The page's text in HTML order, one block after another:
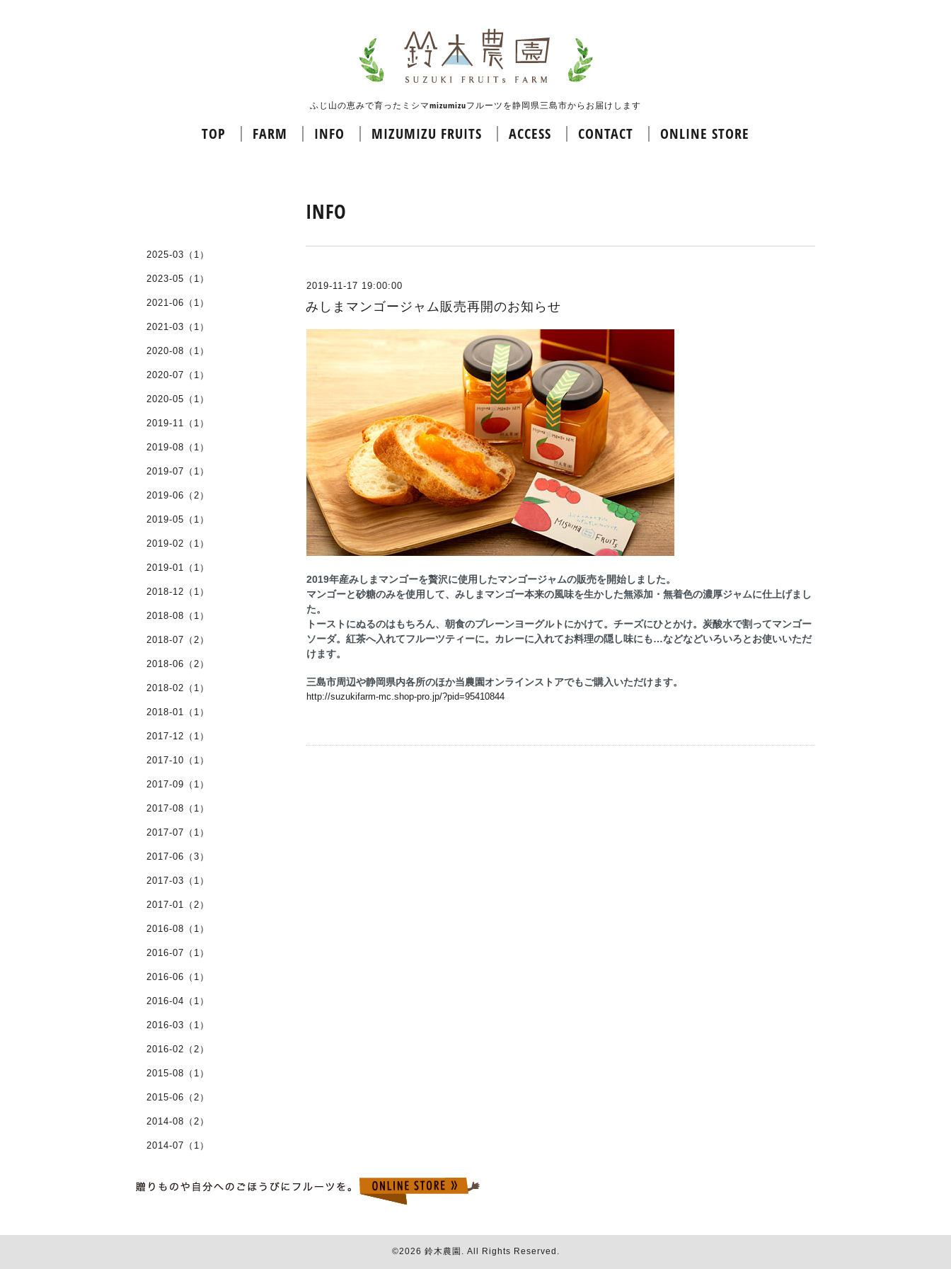
ふじ山の恵みで育ったミシマmizumizuフルーツを静岡県三島市からお届けします
TOP FARM INFO MIZUMIZU FRUITS ACCESS CONTACT ONLINE STORE
INFO
2019-11-17 19:00:00
みしまマンゴージャム販売再開のお知らせ
2019年産みしまマンゴーを贅沢に使用したマンゴージャムの販売を開始しました。
マンゴーと砂糖のみを使用して、みしまマンゴー本来の風味を生かした無添加・無着色の濃厚ジャムに仕上げまし
た。
トーストにぬるのはもちろん、 朝食のプレーンヨーグルトにかけて。 チーズにひとかけ。 炭酸水で割ってマンゴー
ソーダ。 紅茶へ入れてフルーツティーに。 カレーに入れてお料理の隠し味にも…などなどいろいろとお使いいただ
けます。
三島市周辺や静岡県内各所のほか当農園オンラインストアでもご購入いただけます。
http://suzukifarm-mc.shop-pro.jp/?pid=95410844
2025-03（1）
2023-05（1）
2021-06（1）
2021-03（1）
2020-08（1）
2020-07（1）
2020-05（1）
2019-11（1）
2019-08（1）
2019-07（1）
2019-06（2）
2019-05（1）
2019-02（1）
2019-01（1）
2018-12（1）
2018-08（1）
2018-07（2）
2018-06（2）
2018-02（1）
2018-01（1）
2017-12（1）
2017-10（1）
2017-09（1）
2017-08（1）
2017-07（1）
2017-06（3）
2017-03（1）
2017-01（2）
2016-08（1）
2016-07（1）
2016-06（1）
2016-04（1）
2016-03（1）
2016-02（2）
2015-08（1）
2015-06（2）
2014-08（2）
2014-07（1）
©2026 鈴木農園 . All Rights Reserved.